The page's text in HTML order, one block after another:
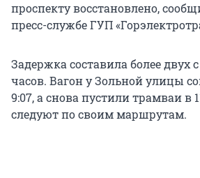
проспекту восстановлено,
пресс-службе ГУП
Задержка составила более двух
часов. Вагон у Зольной улицы
9:07, а снова пустили трамваи в
следуют по своим маршрутам.